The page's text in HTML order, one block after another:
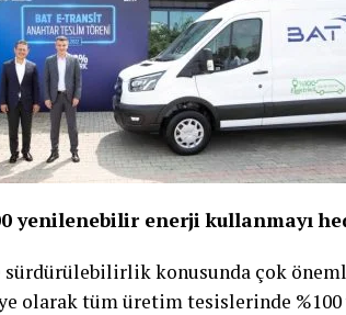
yenilenebilir enerji kullanmayı
sürdürülebilirlik konusunda çok
olarak tüm üretim tesislerinde